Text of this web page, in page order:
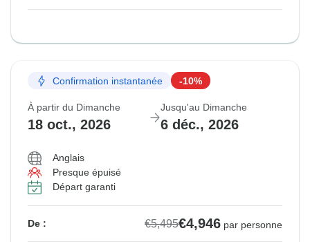
Confirmation instantanée -10%
À partir du Dimanche
18 oct., 2026
Jusqu'au Dimanche
6 déc., 2026
Anglais
Presque épuisé
Départ garanti
De : €5,495€4,946 par personne